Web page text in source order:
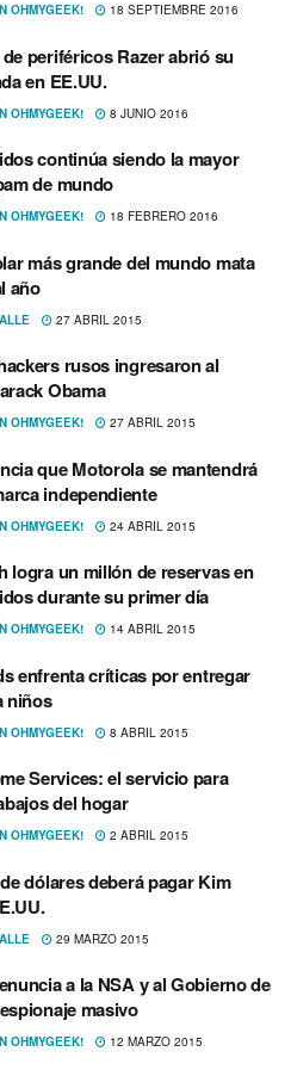
OHMYGEEK! 18 SEPTIEMBRE 2016
periféricos Razer abrió su
en EE.UU.
OHMYGEEK! 8 JUNIO 2016
continúa siendo la mayor
de mundo
OHMYGEEK! 18 FEBRERO 2016
más grande del mundo mata
año
27 ABRIL 2015
rusos ingresaron al
Obama
OHMYGEEK! 27 ABRIL 2015
que Motorola se mantendrá
independiente
OHMYGEEK! 24 ABRIL 2015
logra un millón de reservas en
durante su primer dí­a
OHMYGEEK! 14 ABRIL 2015
enfrenta crí­ticas por entregar
niños
OHMYGEEK! 8 ABRIL 2015
Services: el servicio para
del hogar
OHMYGEEK! 2 ABRIL 2015
dólares deberá pagar Kim
29 MARZO 2015
a la NSA y al Gobierno de
masivo
OHMYGEEK! 12 MARZO 2015